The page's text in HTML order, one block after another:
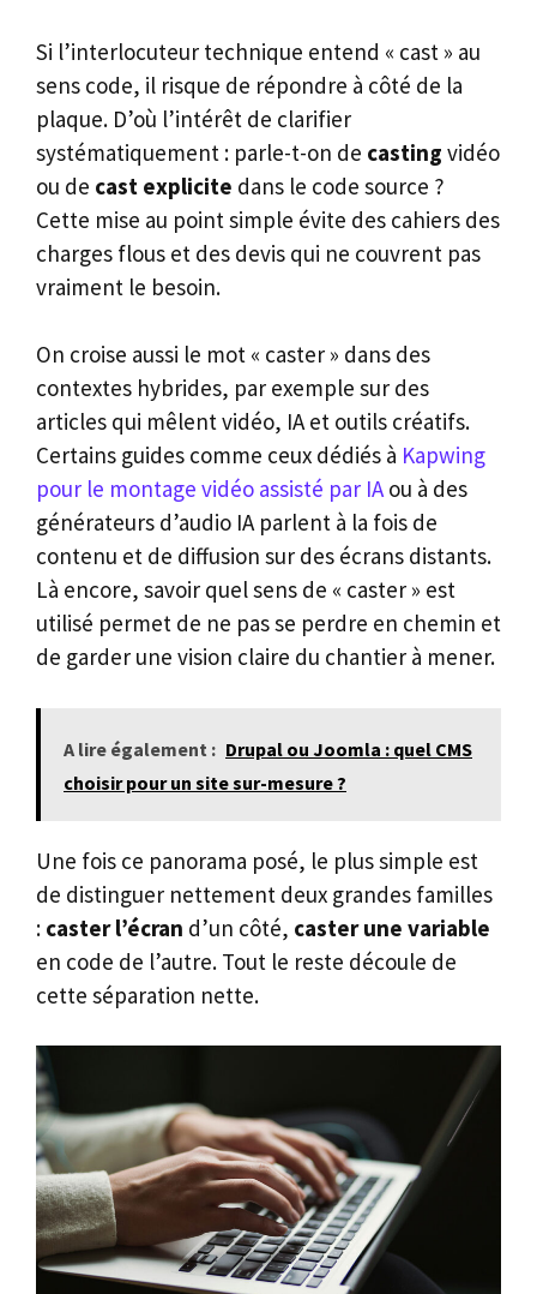
Si l’interlocuteur technique entend « cast » au
sens code, il risque de répondre à côté de la
plaque. D’où l’intérêt de clarifier
systématiquement : parle-t-on de casting vidéo
ou de cast explicite dans le code source ?
Cette mise au point simple évite des cahiers des
charges flous et des devis qui ne couvrent pas
vraiment le besoin.
On croise aussi le mot « caster » dans des
contextes hybrides, par exemple sur des
articles qui mêlent vidéo, IA et outils créatifs.
Certains guides comme ceux dédiés à Kapwing
pour le montage vidéo assisté par IAou à des
générateurs d’audio IA parlent à la fois de
contenu et de diffusion sur des écrans distants.
Là encore, savoir quel sens de « caster » est
utilisé permet de ne pas se perdre en chemin et
de garder une vision claire du chantier à mener.
A lire également : Drupal ou Joomla : quel CMS
choisir pour un site sur-mesure ?
Une fois ce panorama posé, le plus simple est
de distinguer nettement deux grandes familles
: caster l’écran d’un côté, caster une variable
en code de l’autre. Tout le reste découle de
cette séparation nette.